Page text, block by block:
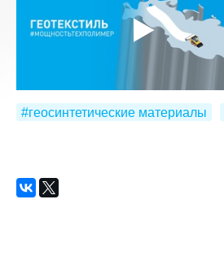
#геосинтетические материалы